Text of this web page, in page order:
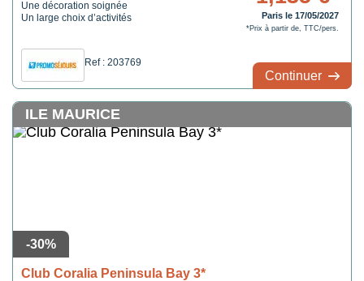
Une décoration soignée
Un large choix d’activités
Ref : 203769
Paris le 17/05/2027
*Prix à partir de, TTC/pers.
Continuer
-30%
ILE MAURICE
Club Coralia Peninsula Bay 3*